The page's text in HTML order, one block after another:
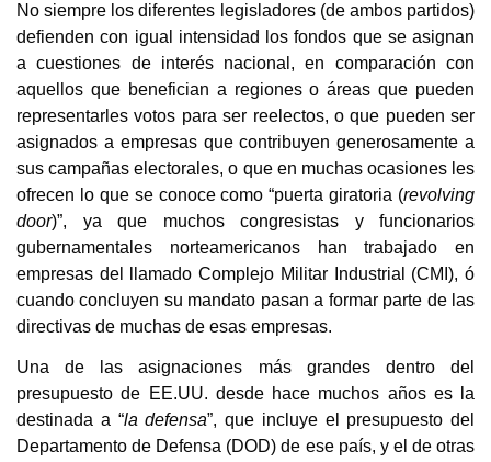
No siempre los diferentes legisladores (de ambos partidos)
defienden con igual intensidad los fondos que se asignan
a cuestiones de interés nacional, en comparación con
aquellos que benefician a regiones o áreas que pueden
representarles votos para ser reelectos, o que pueden ser
asignados a empresas que contribuyen generosamente a
sus campañas electorales, o que en muchas ocasiones les
ofrecen lo que se conoce como “puerta giratoria (revolving
door)”, ya que muchos congresistas y funcionarios
gubernamentales norteamericanos han trabajado en
empresas del llamado Complejo Militar Industrial (CMI), ó
cuando concluyen su mandato pasan a formar parte de las
directivas de muchas de esas empresas.
Una de las asignaciones más grandes dentro del
presupuesto de EE.UU. desde hace muchos años es la
destinada a “la defensa”, que incluye el presupuesto del
Departamento de Defensa (DOD) de ese país, y el de otras